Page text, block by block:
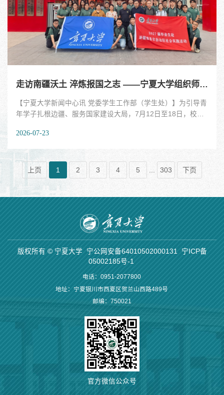
次、更高水平合作奠定更加坚实的基础。曾焕强简要介绍了厦
门理工学院的办学历史、发展现状及近年来在应用型人才培养
和产教融合方面取得的成效。他表示，希望以此次...
走访南疆沃土 淬炼报国之志 ——宁夏大学组织师生赴新疆开展就业实践活动
【宁夏大学新闻中心讯 党委学生工作部（学生处）】为引导青
年学子扎根边疆、服务国家建设大局，7月12日至18日，校党
生党员代表一行26人，赴新疆喀什地区、克孜勒苏柯尔克孜自
题的就业实践活动，推动青年学子深入基层一线，切身感受边
疆发展成效，坚定报国理想信念。就业实践团先后与喀什地区
人力资源和社会保障局，克孜勒苏柯尔克孜自治州及阿合奇县
党委组织部举行交流座谈。座谈会上，当地有关部门负责同志
围绕人才引进政策、安居保障措施、基层成长路径等内容进行
了系统介绍。多位在政府机关、教育、农业、水利等领域工作
的宁夏大学校友结合自身经历，分享了扎根边疆、服务基层的
工作体会与实践感悟。实践团还走进中国（新疆）自由贸易试
验区喀什片区、纺织企业及跨境电商交易中心，实地考察产业
布局、跨境贸易发展现状及人才需求，深入了...
2026-07-23
上页 1 2 3 4 5 303 下页
版权所有 © 宁夏大学宁公网安备64010502000131
宁ICP备
05002185号-1
电话：0951-2077800
地址：宁夏银川市西夏区贺兰山西路489号
邮编：750021
官方微信公众号